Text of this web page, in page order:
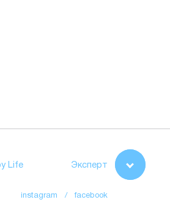
Life Эксперт
instagram /facebook